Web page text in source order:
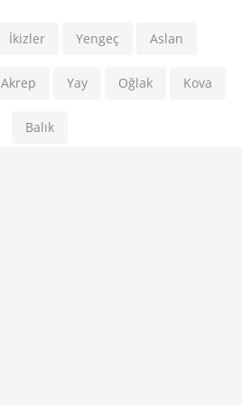
İkizler Yengeç Aslan
Akrep Yay Oğlak Kova
Balık